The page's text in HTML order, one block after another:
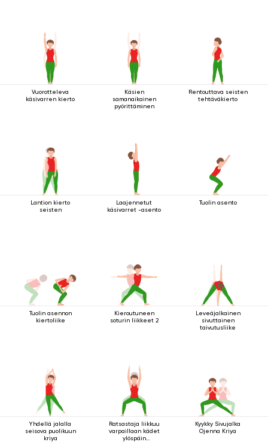
Vuorotteleva
käsivarren kierto
Käsien
samanaikainen
pyörittäminen
Rentouttava seisten
tehtäväkierto
Lantion kierto
seisten
Laajennetut
käsivarret -asento
Tuolin asento
Tuolin asennon
kiertoliike
Kieroutuneen
soturin liikkeet 2
Leveäjalkainen
sivuttainen
taivutusliike
Yhdellä jalalla
seisova puolikuun
kriya
Ratsastaja liikkuu
varpaillaan kädet
ylöspäin
Kyykky Sivujalka
Ojenna Kriya